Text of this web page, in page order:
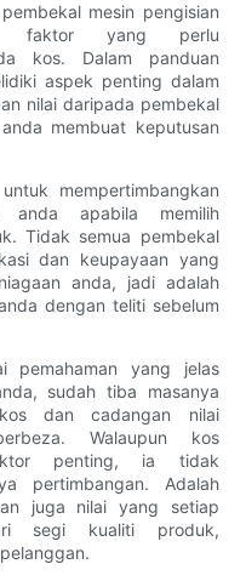
mesin pengisian
faktor yang perlu
kos. Dalam panduan
aspek penting dalam
nilai daripada pembekal
membuat keputusan
mempertimbangkan
anda apabila memilih
Tidak semua pembekal
dan keupayaan yang
anda, jadi adalah
dengan teliti sebelum
pemahaman yang jelas
sudah tiba masanya
dan cadangan nilai
Walaupun kos
penting, ia tidak
pertimbangan. Adalah
juga nilai yang setiap
segi kualiti produk,